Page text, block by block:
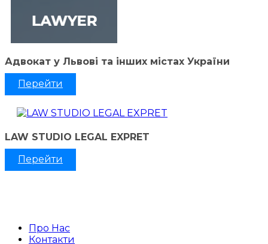
Адвокат у Львові та інших містах України
Перейти
LAW STUDIO LEGAL EXPRET
Перейти
Про Нас
Контакти